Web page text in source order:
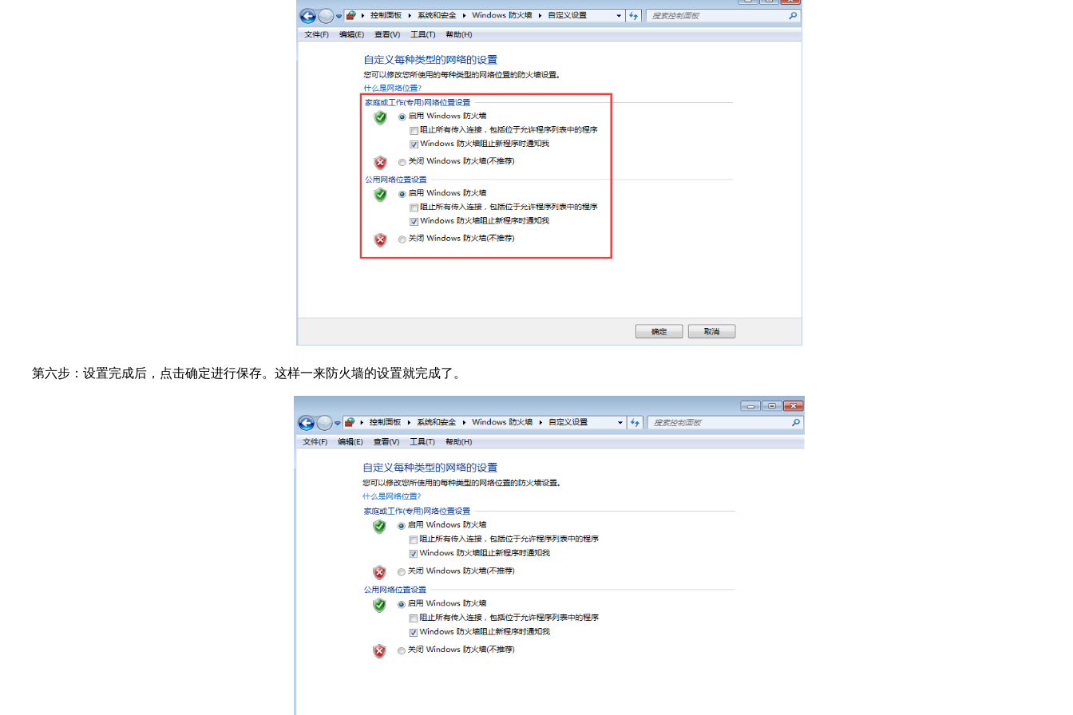
第六步：设置完成后，点击确定进行保存。这样一来防火墙的设置就完成了。